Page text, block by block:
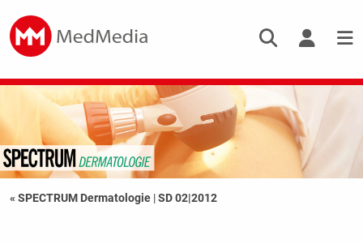
« SPECTRUM Dermatologie |SD 02|2012